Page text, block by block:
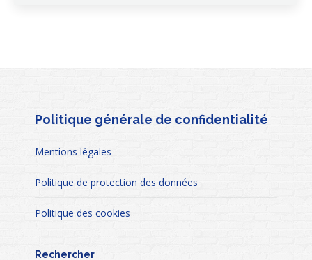
Politique générale de confidentialité
Mentions légales
Politique de protection des données
Politique des cookies
Rechercher